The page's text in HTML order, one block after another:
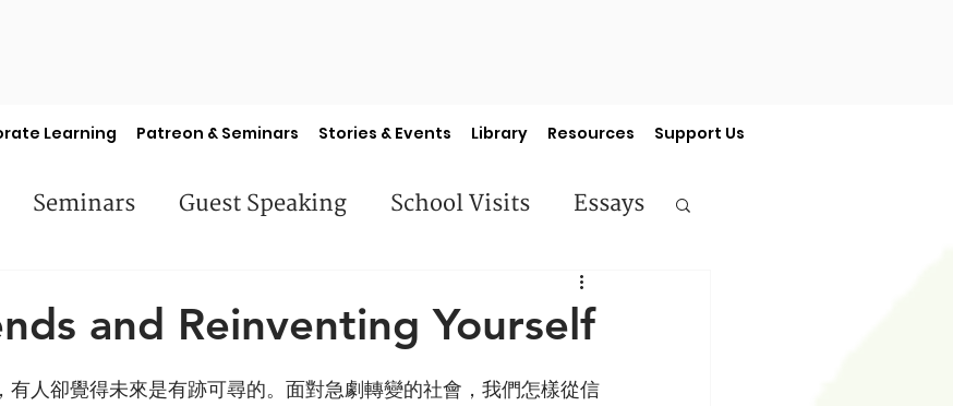
Learning Patreon & Seminars Stories & Events Library Resources Support Us
Seminars Guest Speaking School Visits Essays
Sermon Series
and Reinventing Yourself
有人卻覺得未來是有跡可尋的。面對急劇轉變的社會，我們怎樣從信